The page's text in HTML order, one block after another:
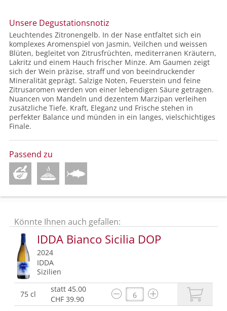
Unsere Degustationsnotiz
Leuchtendes Zitronengelb. In der Nase entfaltet sich ein
komplexes Aromenspiel von Jasmin, Veilchen und weissen
Blüten, begleitet von Zitrusfrüchten, mediterranen Kräutern,
Lakritz und einem Hauch frischer Minze. Am Gaumen zeigt
sich der Wein präzise, straff und von beeindruckender
Mineralität geprägt. Salzige Noten, Feuerstein und feine
Zitrusaromen werden von einer lebendigen Säure getragen.
Nuancen von Mandeln und dezentem Marzipan verleihen
zusätzliche Tiefe. Kraft, Eleganz und Frische stehen in
perfekter Balance und münden in ein langes, vielschichtiges
Finale.
Passend zu
Könnte Ihnen auch gefallen:
IDDA Bianco Sicilia DOP
2024
IDDA
Sizilien
75 cl
statt 45.00
CHF 39.90